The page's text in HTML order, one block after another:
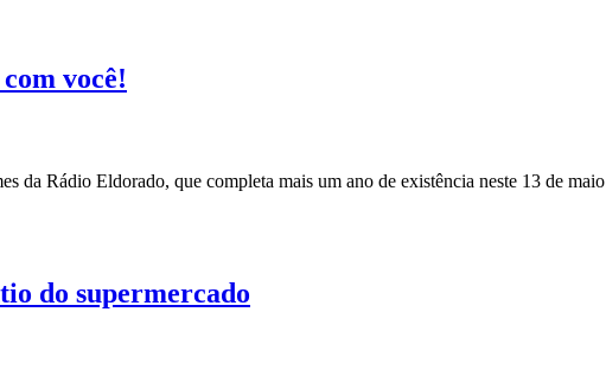
você!
da Rádio Eldorado, que completa mais um ano de existência neste 13 de maio
do supermercado